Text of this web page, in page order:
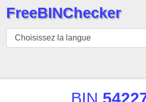
BIN
Vérificateur
FreeBINChecker